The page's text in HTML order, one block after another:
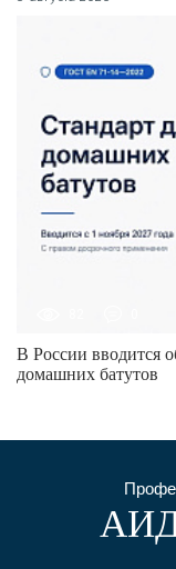
В России вводится
домашних батутов